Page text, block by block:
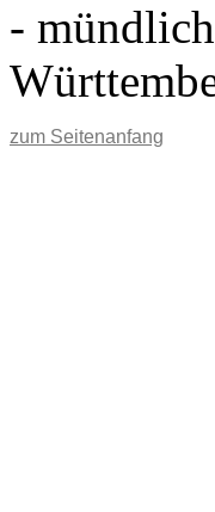
-
zum Seitenanfang